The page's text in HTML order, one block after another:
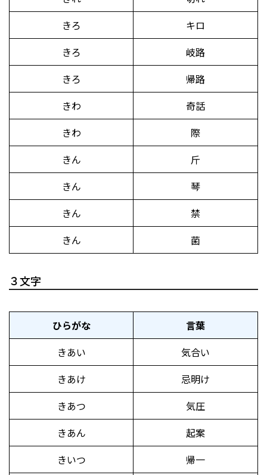
きろ
キロ
きろ
岐路
きろ
帰路
きわ
奇話
きわ
際
きん
斤
きん
琴
きん
禁
きん
菌
３文字
ひらがな
言葉
きあい
気合い
きあけ
忌明け
きあつ
気圧
きあん
起案
きいつ
帰一